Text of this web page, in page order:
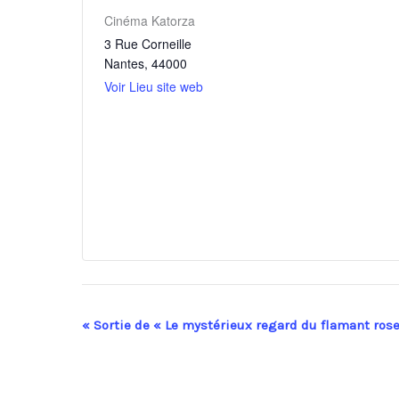
Cinéma Katorza
3 Rue Corneille
Nantes, 44000
Voir Lieu site web
Navigation
« Sortie de « Le mystérieux regard du flamant